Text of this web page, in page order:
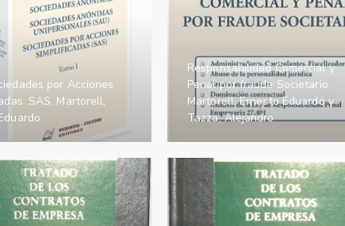
por Acciones
.SAS. Martorell,
Responsabilidad Comercial y
Penal por fraude Societario.
Martorell, Ernesto Eduardo y
Tazza, Alejandro